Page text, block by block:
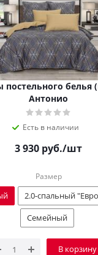
белья
Антонио
Есть в наличии
3 930 руб./шт
Размер
2.0-спальный
Семейный
В корзину